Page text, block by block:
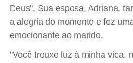
Deus". Sua esposa, Adriana,
a alegria do momento e fez
emocionante ao marido.
"Você trouxe luz à minha vida,